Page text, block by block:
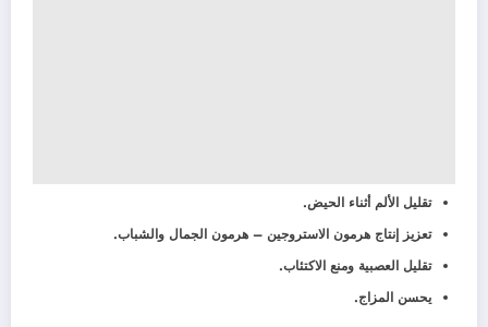
تقليل الألم أثناء الحيض.
تعزيز إنتاج هرمون الاستروجين – هرمون الجمال والشباب.
تقليل العصبية ومنع الاكتئاب.
يحسن المزاج.